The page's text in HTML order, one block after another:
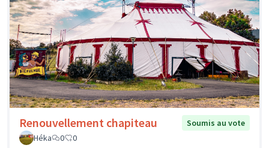
Renouvellement chapiteau
Soumis au vote
Héka
0 0